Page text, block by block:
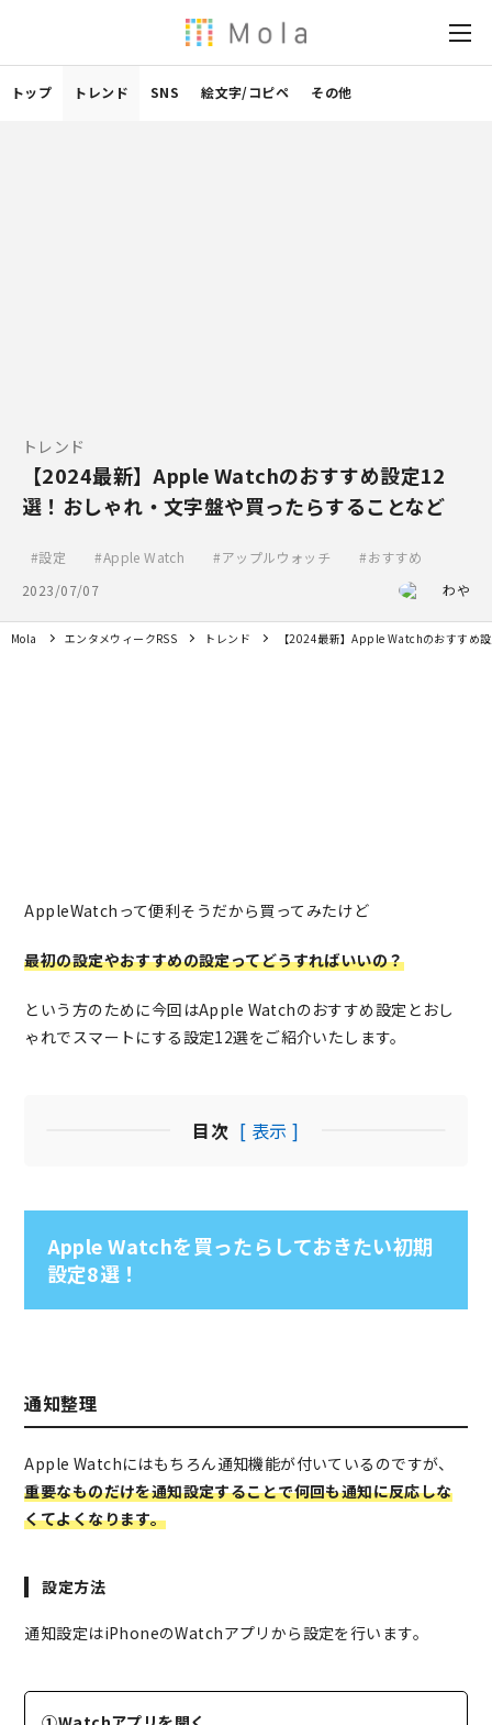
トップ トレンド SNS 絵文字/コピペ その他
トレンド
【2024最新】Apple Watchのおすすめ設定12
選！おしゃれ・文字盤や買ったらすることなど
設定 Apple Watch アップルウォッチ
おすすめ
2023/07/07
わや
Mola エンタメウィークRSS トレンド 【2024最新】Apple Watchのおすすめ
AppleWatchって便利そうだから買ってみたけど
最初の設定やおすすめの設定ってどうすればいいの？
という方のために今回はApple Watchのおすすめ設定とおし
ゃれでスマートにする設定12選をご紹介いたします。
目次 [ 表示 ]
Apple Watchを買ったらしておきたい初期
設定8選！
通知整理
Apple Watchにはもちろん通知機能が付いているのですが、
重要なものだけを通知設定することで何回も通知に反応しな
くてよくなります。
設定方法
通知設定はiPhoneのWatchアプリから設定を行います。